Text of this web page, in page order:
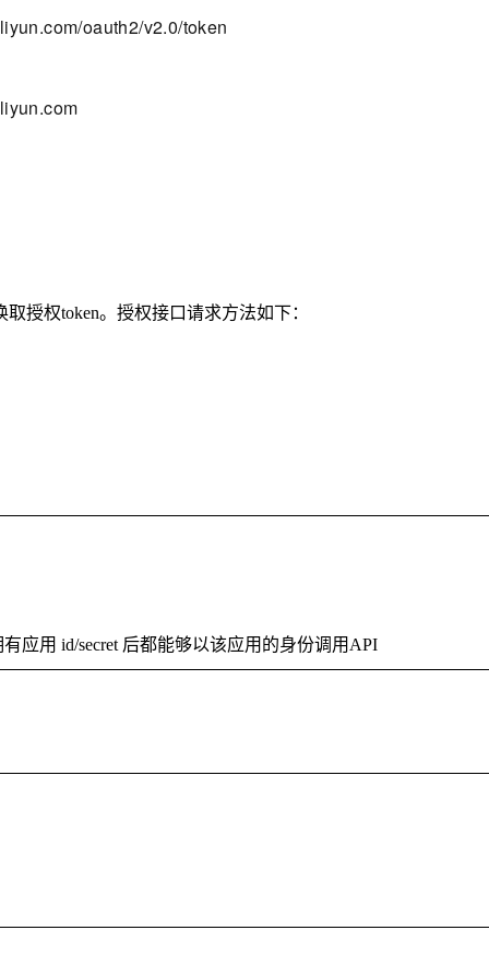
oauth2/v2.0/token
授权token。授权接口请求方法如下：
应用 id/secret 后都能够以该应用的身份调用API